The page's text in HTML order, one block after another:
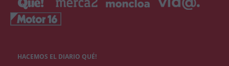
HACEMOS EL DIARIO QUÉ!